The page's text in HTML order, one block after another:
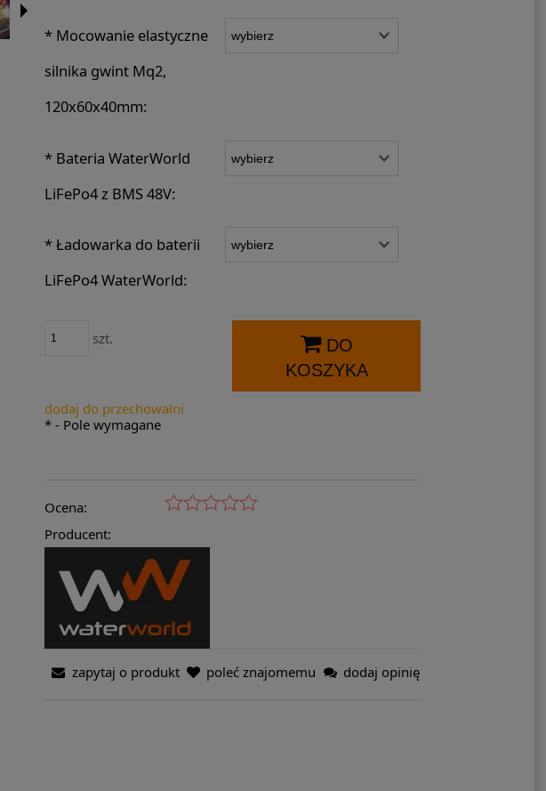
*Mocowanie elastyczne
silnika gwint Mq2,
120x60x40mm:
*Bateria WaterWorld
LiFePo4 z BMS 48V:
*Ładowarka do baterii
LiFePo4 WaterWorld:
szt.
DO
KOSZYKA
dodaj do przechowalni
*- Pole wymagane
Ocena:
Producent:
zapytaj o produkt poleć znajomemu dodaj opinię